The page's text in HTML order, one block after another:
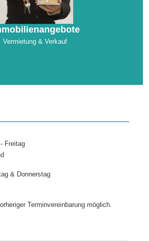
Vermietung & Verkauf
Freitag
& Donnerstag
Terminvereinbarung möglich.